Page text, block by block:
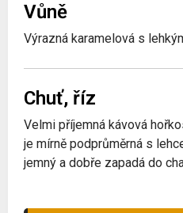
Vůně
Výrazná karamelová s
Chuť, říz
Velmi příjemná kávová
je mírně podprůměrná s
jemný a dobře zapadá do